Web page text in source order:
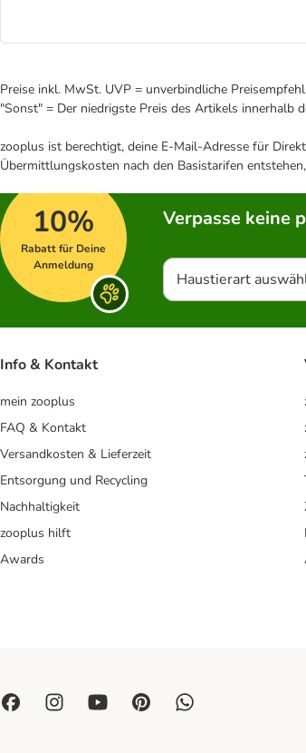
Preise inkl. MwSt. UVP = unverbindliche
"Sonst" = Der niedrigste Preis des Artikels innerhalb
zooplus ist berechtigt, deine E-Mail-Adresse für
Übermittlungskosten nach den Basistarifen
10%
Rabatt für Deine
Anmeldung
Verpasse keine
Haustierart
Info & Kontakt
mein zooplus
FAQ & Kontakt
Versandkosten & Lieferzeit
Entsorgung und Recycling
Nachhaltigkeit
zooplus hilft
Awards